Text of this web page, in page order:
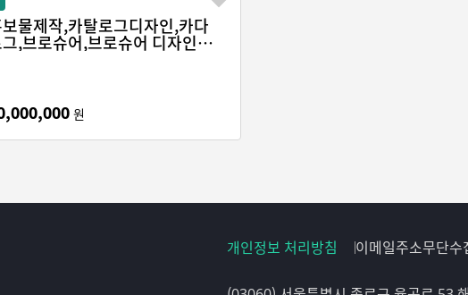
치 및 도메인 1년간 무상 제공. 일일 트래픽 10G 제공. 넉넉한 하드 5G 디
니다. 또 모든 유지보수 이력을 실시간 확인 할 수 있도록 유지보수 사이트
등 무상 유지보수를 통해 홈페이지 관리도 손쉽게 가능하도록 합니다.
물제작,카탈로그디자인,카다
,브로슈어,브로슈어 디자인제
원
개인정보 처리방침 이메일주소무단수